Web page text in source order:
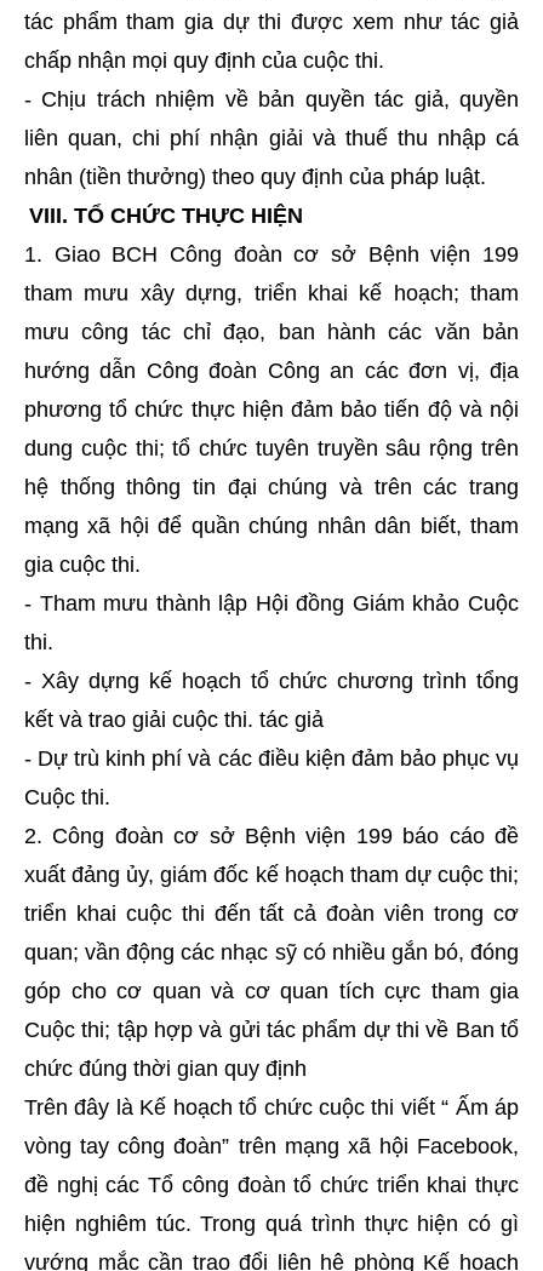
tác phẩm tham gia dự thi được xem như tác giả
chấp nhận mọi quy định của cuộc thi.
- Chịu trách nhiệm về bản quyền tác giả, quyền
liên quan, chi phí nhận giải và thuế thu nhập cá
nhân (tiền thưởng) theo quy định của pháp luật.
VIII. TỔ CHỨC THỰC HIỆN
1. Giao BCH Công đoàn cơ sở Bệnh viện 199
tham mưu xây dựng, triển khai kế hoạch; tham
mưu công tác chỉ đạo, ban hành các văn bản
hướng dẫn Công đoàn Công an các đơn vị, địa
phương tổ chức thực hiện đảm bảo tiến độ và nội
dung cuộc thi; tổ chức tuyên truyền sâu rộng trên
hệ thống thông tin đại chúng và trên các trang
mạng xã hội để quần chúng nhân dân biết, tham
gia cuộc thi.
- Tham mưu thành lập Hội đồng Giám khảo Cuộc
thi.
- Xây dựng kế hoạch tổ chức chương trình tổng
kết và trao giải cuộc thi. tác giả
- Dự trù kinh phí và các điều kiện đảm bảo phục vụ
Cuộc thi.
2. Công đoàn cơ sở Bệnh viện 199 báo cáo đề
xuất đảng ủy, giám đốc kế hoạch tham dự cuộc thi;
triển khai cuộc thi đến tất cả đoàn viên trong cơ
quan; vần động các nhạc sỹ có nhiều gắn bó, đóng
góp cho cơ quan và cơ quan tích cực tham gia
Cuộc thi; tập hợp và gửi tác phẩm dự thi về Ban tổ
chức đúng thời gian quy định
Trên đây là Kế hoạch tổ chức cuộc thi viết “ Ấm áp
vòng tay công đoàn” trên mạng xã hội Facebook,
đề nghị các Tổ công đoàn tổ chức triển khai thực
hiện nghiêm túc. Trong quá trình thực hiện có gì
vướng mắc cần trao đổi liên hệ phòng Kế hoạch